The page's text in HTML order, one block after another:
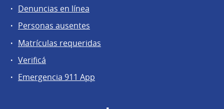
Denuncias en línea
Personas ausentes
Matrículas requeridas
Verificá
Emergencia 911 App